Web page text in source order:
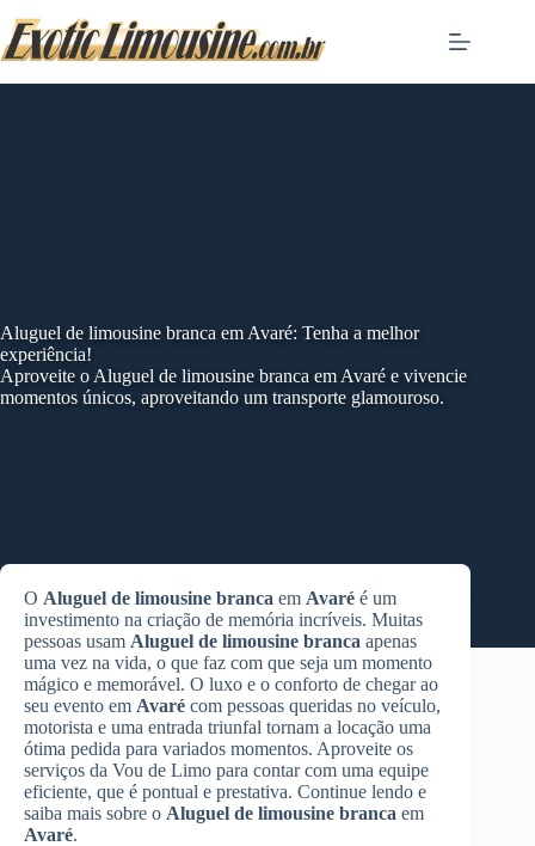
to
content
Aluguel de limousine branca em Avaré: Tenha a melhor
experiência!
Aproveite o Aluguel de limousine branca em Avaré e vivencie
momentos únicos, aproveitando um transporte glamouroso.
O Aluguel de limousine branca em Avaré é um
investimento na criação de memória incríveis. Muitas
pessoas usam Aluguel de limousine branca apenas
uma vez na vida, o que faz com que seja um momento
mágico e memorável. O luxo e o conforto de chegar ao
seu evento em Avaré com pessoas queridas no veículo,
motorista e uma entrada triunfal tornam a locação uma
ótima pedida para variados momentos. Aproveite os
serviços da Vou de Limo para contar com uma equipe
eficiente, que é pontual e prestativa. Continue lendo e
saiba mais sobre o Aluguel de limousine branca em
Avaré.